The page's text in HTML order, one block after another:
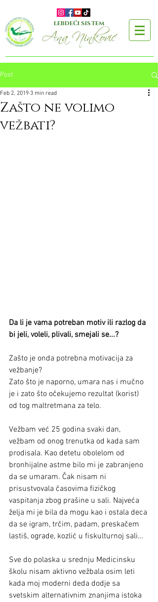
LEBDEĆI SISTEM
Post
Zašto ne volimo
vežbati?
Feb 2, 2019 3 min read
Da li je vama potreban motiv ili razlog da
bi jeli, voleli, plivali, smejali se...?
Zašto je onda potrebna motivacija za
vežbanje?
Zato što je naporno, umara nas i mučno
je i zato što očekujemo rezultat (korist)
od tog maltretmana za telo.
Vežbam već 25 godina svaki dan,
vežbam od onog trenutka od kada sam
prodisala. Kao detetu obolelom od
bronhijalne astme bilo mi je zabranjeno
da se umaram. Čak nisam ni
prisustvovala časovima fizičkog
vaspitanja zbog prašine u sali. Najveća
želja mi je bila da mogu kao i ostala deca
da se igram, trčim, padam, preskačem
lastiš, ograde, kozlić u fiskulturnoj sali…
Sve do polaska u srednju Medicinsku
školu nisam aktivno vežbala osim leti
kada moj moderni deda dodje sa
svetskim alternativnim znanjima istoka